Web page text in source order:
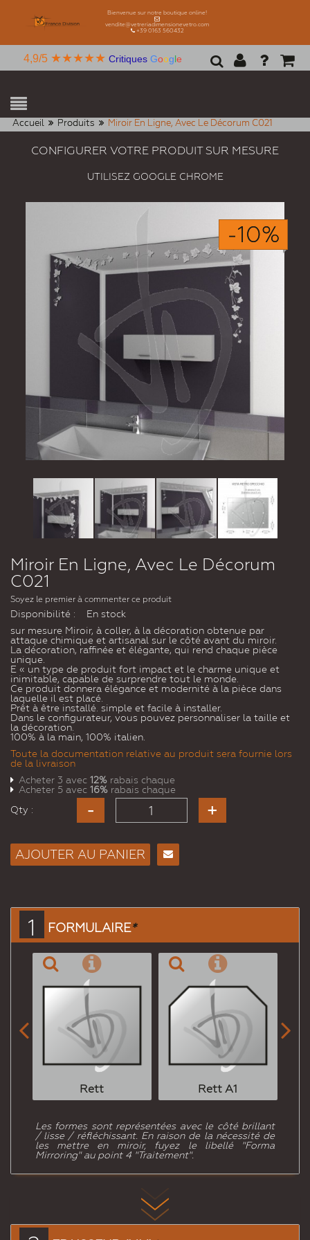
Bienvenue sur notre boutique online!
vendite@vetreriadimensionevetro.com
+39 0163 560432
4,9/5 ★★★★★ Critiques Google
Accueil Produits Miroir En Ligne, Avec Le Décorum C021
CONFIGURER VOTRE PRODUIT SUR MESURE
UTILISEZ GOOGLE CHROME
-10%
Miroir En Ligne, Avec Le Décorum
C021
Soyez le premier à commenter ce produit
Disponibilité :
En stock
sur mesure Miroir, à coller, à la décoration obtenue par
attaque chimique et artisanal sur le côté avant du miroir.
La décoration, raffinée et élégante, qui rend chaque pièce
unique.
E « un type de produit fort impact et le charme unique et
inimitable, capable de surprendre tout le monde.
Ce produit donnera élégance et modernité à la pièce dans
laquelle il est placé.
Prêt à être installé. simple et facile à installer.
Dans le configurateur, vous pouvez personnaliser la taille et
la décoration.
100% à la main, 100% italien.
Toute la documentation relative au produit sera fournie lors
de la livraison
Acheter 3 avec 12% rabais chaque
Acheter 5 avec 16% rabais chaque
Qty :
AJOUTER AU PANIER
1 FORMULAIRE*
Rett Rett A1
 
Les formes sont représentées avec le côté brillant
/ lisse / réfléchissant. En raison de la nécessité de
les mettre en miroir, fuyez le libellé "Forma
Mirroring" au point 4 "Traitement".